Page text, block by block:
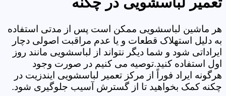
هر ماشین لباسشویی ممکن است پس از مدتی استفاده
به دلیل استهلاک قطعات و یا عدم مراقبت اصولی دچار
ایراداتی شود و شما دیگر نتواند از لباسشویی مانند روز
اول استفاده کنید.توصیه می کنیم در صورت وجود
هرگونه ایراد فوراً از مرکز تعمیر لباسشویی ایندزیت در
چکنه کمک بخواهید تا از گسترش آسیب جلوگیری شود.